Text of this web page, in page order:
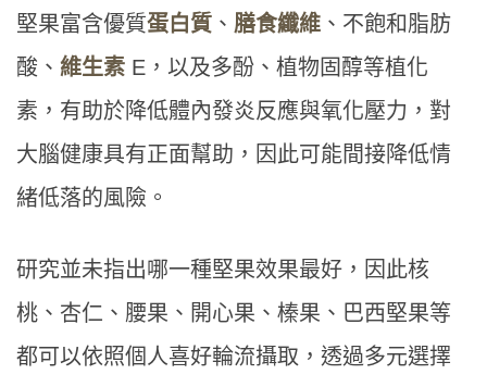
堅果富含優質蛋白質 、 膳食纖維 、不飽和脂肪
酸、 維生素 E，以及多酚、植物固醇等植化
素，有助於降低體內發炎反應與氧化壓力，對
大腦健康具有正面幫助，因此可能間接降低情
緒低落的風險。
研究並未指出哪一種堅果效果最好，因此核
桃、杏仁、腰果、開心果、榛果、巴西堅果等
都可以依照個人喜好輪流攝取，透過多元選擇